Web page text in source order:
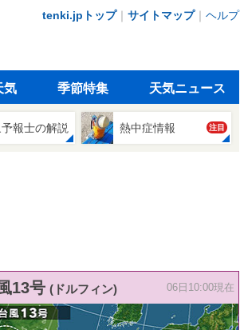
tenki.jpトップ｜ サイトマップ｜ ヘルプ
気 季節特集 天気ニュース
報士の解説 熱中症情報 注目
13号 (ドルフィン) 06日10:00現在